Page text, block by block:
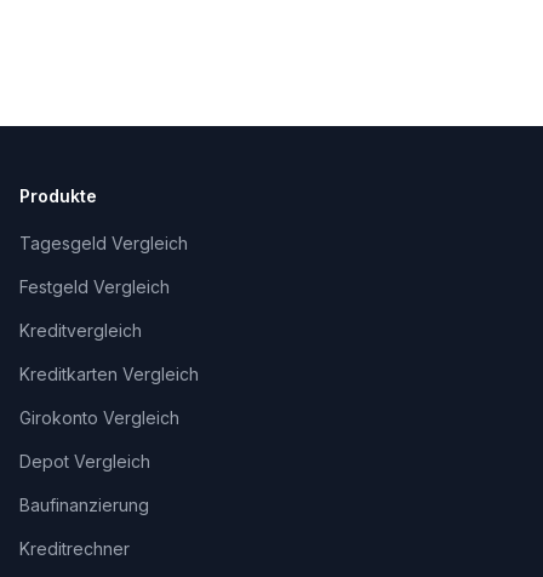
Produkte
Tagesgeld Vergleich
Festgeld Vergleich
Kreditvergleich
Kreditkarten Vergleich
Girokonto Vergleich
Depot Vergleich
Baufinanzierung
Kreditrechner